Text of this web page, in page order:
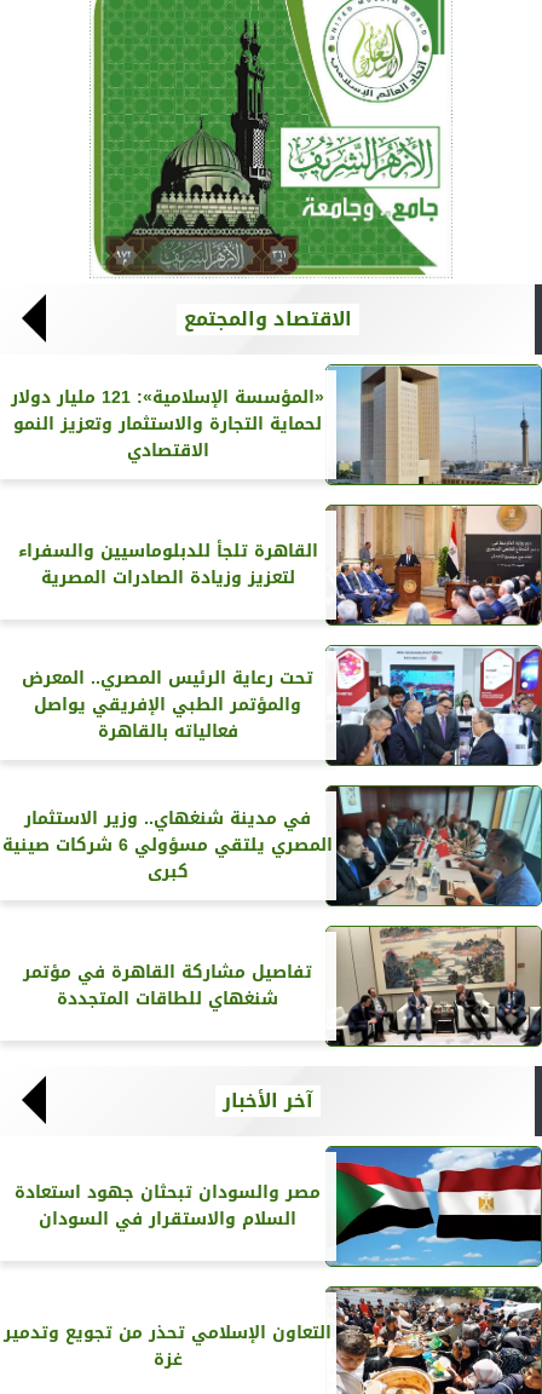
الاقتصاد والمجتمع
«المؤسسة الإسلامية»: 121 مليار دولار
لحماية التجارة والاستثمار وتعزيز النمو
الاقتصادي
القاهرة تلجأ للدبلوماسيين والسفراء
لتعزيز وزيادة الصادرات المصرية
تحت رعاية الرئيس المصري.. المعرض
والمؤتمر الطبي الإفريقي يواصل
فعالياته بالقاهرة
في مدينة شنغهاي.. وزير الاستثمار
المصري يلتقي مسؤولي 6 شركات صينية
كبرى
تفاصيل مشاركة القاهرة في مؤتمر
شنغهاي للطاقات المتجددة
آخر الأخبار
مصر والسودان تبحثان جهود استعادة
السلام والاستقرار في السودان
التعاون الإسلامي تحذر من تجويع وتدمير
غزة